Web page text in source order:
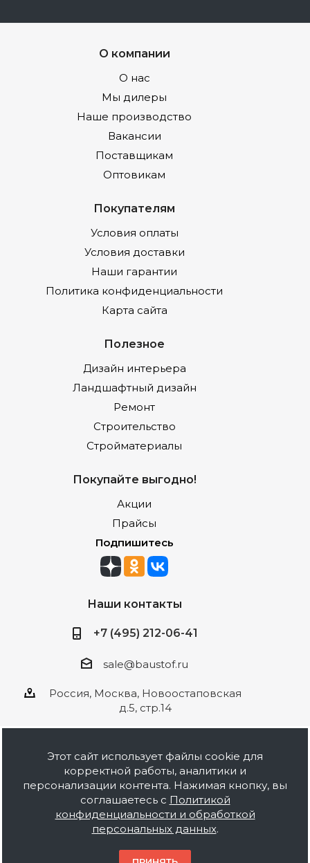
О компании
О нас
Мы дилеры
Наше производство
Вакансии
Поставщикам
Оптовикам
Покупателям
Условия оплаты
Условия доставки
Наши гарантии
Политика конфиденциальности
Карта сайта
Полезное
Дизайн интерьера
Ландшафтный дизайн
Ремонт
Строительство
Стройматериалы
Покупайте выгодно!
Акции
Прайсы
Подпишитесь
Наши контакты
+7 (495) 212-06-41
sale@baustof.ru
Россия, Москва, Новоостаповская
д.5, стр.14
2026 © ООО Баустов. Собственное
производство лакокрасочной продукции,
оптовая и розничная продажа строительных
материалов, комплектация объектов под ключ.
Информация на сайте носит ознакомительный
характер и не является публичной офертой.
Этот сайт использует файлы cookie для
корректной работы, аналитики и
персонализации контента. Нажимая кнопку, вы
соглашаетесь с Политикой
конфиденциальности и обработкой
персональных данных.